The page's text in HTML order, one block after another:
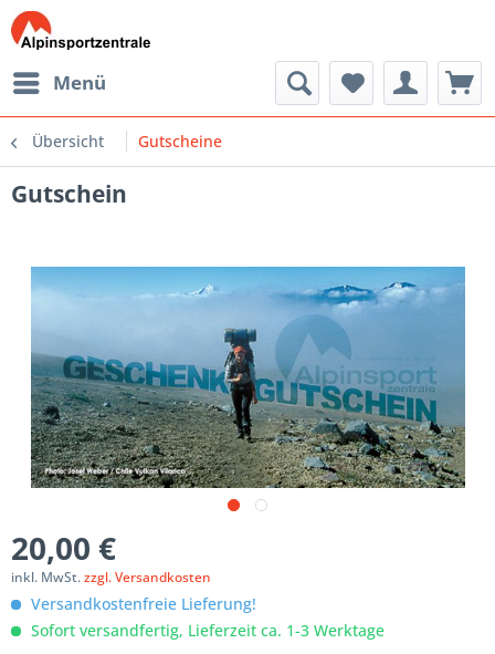
Menü
Übersicht Gutscheine
Gutschein
20,00 €
inkl. MwSt.zzgl. Versandkosten
Versandkostenfreie Lieferung!
Sofort versandfertig, Lieferzeit ca. 1-3 Werktage